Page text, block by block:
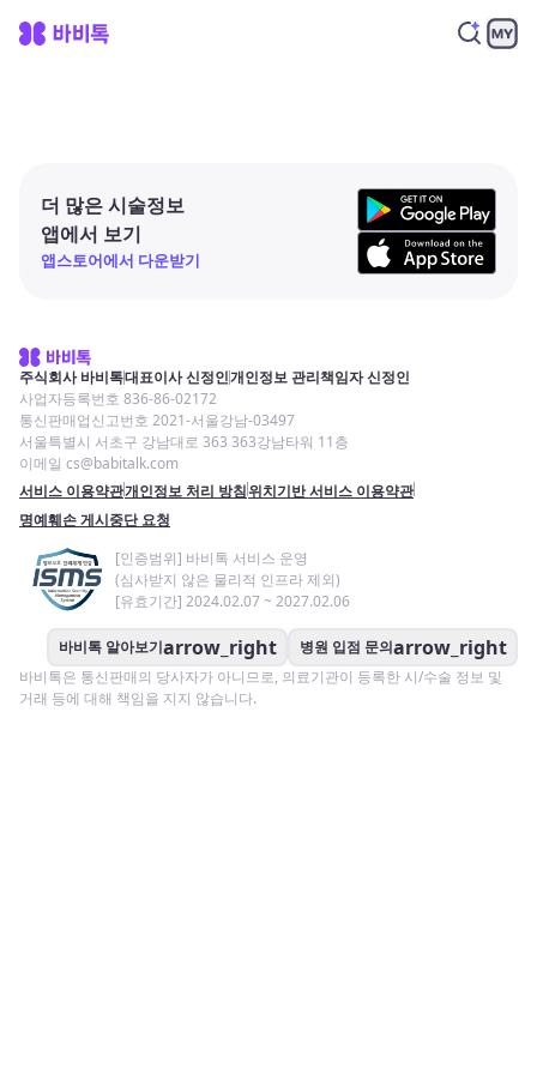
더 많은 시술정보
앱에서 보기
앱스토어에서 다운받기
주식회사 바비톡대표이사 신정인개인정보 관리책임자 신정인
사업자등록번호 836-86-02172
통신판매업신고번호 2021-서울강남-03497
서울특별시 서초구 강남대로 363 363강남타워 11층
이메일 cs@babitalk.com
서비스 이용약관개인정보 처리 방침위치기반 서비스 이용약관
명예훼손 게시중단 요청
[인증범위] 바비톡 서비스 운영
(심사받지 않은 물리적 인프라 제외)
[유효기간] 2024.02.07 ~ 2027.02.06
바비톡 알아보기arrow_right 병원 입점 문의arrow_right
바비톡은 통신판매의 당사자가 아니므로, 의료기관이 등록한 시/수술 정보 및
거래 등에 대해 책임을 지지 않습니다.